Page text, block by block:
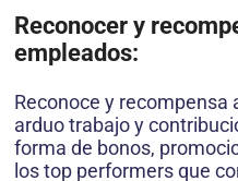
Reconocer y
empleados:
Reconoce y recompensa
arduo trabajo y
forma de bonos,
los top performers que